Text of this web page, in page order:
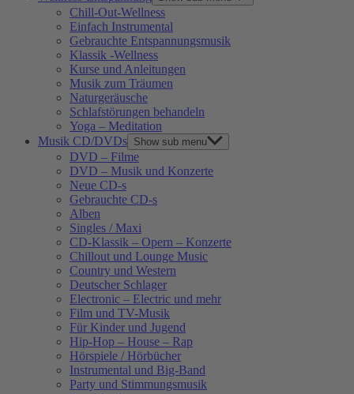
Chill-Out-Wellness
Einfach Instrumental
Gebrauchte Entspannungsmusik
Klassik -Wellness
Kurse und Anleitungen
Musik zum Träumen
Naturgeräusche
Schlafstörungen behandeln
Yoga – Meditation
Musik CD/DVDs Show sub menu
DVD – Filme
DVD – Musik und Konzerte
Neue CD-s
Gebrauchte CD-s
Alben
Singles / Maxi
CD-Klassik – Opern – Konzerte
Chillout und Lounge Music
Country und Western
Deutscher Schlager
Electronic – Electric und mehr
Film und TV-Musik
Für Kinder und Jugend
Hip-Hop – House – Rap
Hörspiele / Hörbücher
Instrumental und Big-Band
Party und Stimmungsmusik